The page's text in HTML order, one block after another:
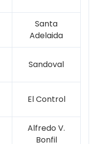
Santa
Adelaida
Sandoval
El Control
Alfredo V.
Bonfil